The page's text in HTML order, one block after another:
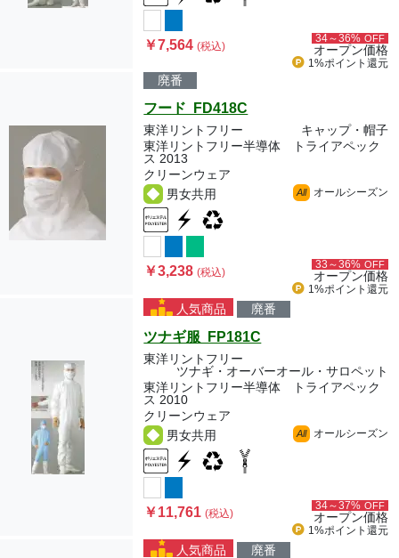
￥7,564(税込)
34～36% OFF
オープン価格
1%ポイント 還元
廃番
フード FD418C
東洋リントフリー
キャップ・帽子
東洋リントフリー半導体 トライアペック
ス 2013
クリーンウェア
男女共用
All オールシーズン
￥3,238(税込)
33～36% OFF
オープン価格
1%ポイント 還元
人気商品 廃番
ツナギ服 FP181C
東洋リントフリー
ツナギ・オーバーオール・サロペット
東洋リントフリー半導体 トライアペック
ス 2010
クリーンウェア
男女共用
All オールシーズン
￥11,761(税込)
34～37% OFF
オープン価格
1%ポイント 還元
人気商品 廃番